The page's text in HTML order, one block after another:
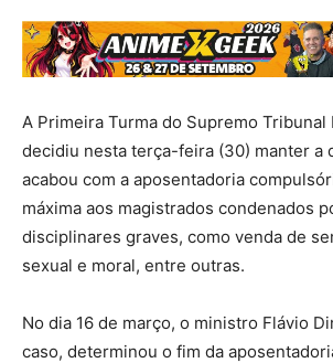
A Primeira Turma do Supremo Tribunal
decidiu nesta terça-feira (30) manter a
acabou com a aposentadoria
máxima aos magistrados condenados
disciplinares graves, como venda de
sexual e moral, entre outras.
No dia 16 de março, o ministro Flávio
caso, determinou o fim da